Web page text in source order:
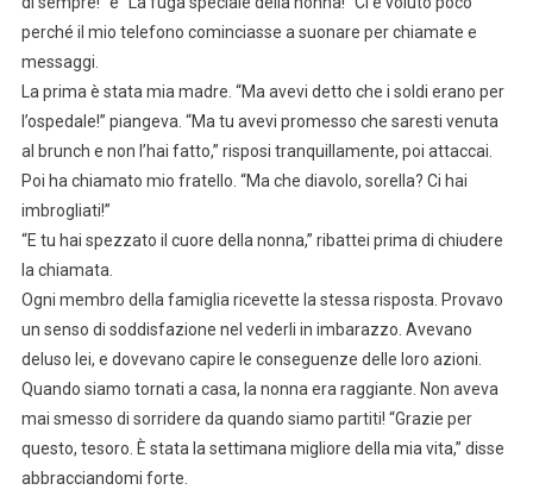
perché il mio telefono cominciasse a suonare per chiamate e
messaggi.
La prima è stata mia madre. “Ma avevi detto che i soldi erano per
l’ospedale!” piangeva. “Ma tu avevi promesso che saresti venuta
al brunch e non l’hai fatto,” risposi tranquillamente, poi attaccai.
Poi ha chiamato mio fratello. “Ma che diavolo, sorella? Ci hai
imbrogliati!”
“E tu hai spezzato il cuore della nonna,” ribattei prima di chiudere
la chiamata.
Ogni membro della famiglia ricevette la stessa risposta. Provavo
un senso di soddisfazione nel vederli in imbarazzo. Avevano
deluso lei, e dovevano capire le conseguenze delle loro azioni.
Quando siamo tornati a casa, la nonna era raggiante. Non aveva
mai smesso di sorridere da quando siamo partiti! “Grazie per
questo, tesoro. È stata la settimana migliore della mia vita,” disse
abbracciandomi forte.